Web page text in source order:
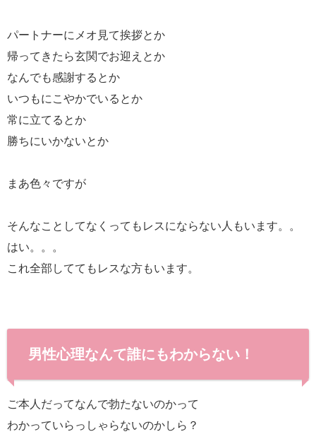
パートナーにメオ見て挨拶とか
帰ってきたら玄関でお迎えとか
なんでも感謝するとか
いつもにこやかでいるとか
常に立てるとか
勝ちにいかないとか
まあ色々ですが
そんなことしてなくってもレスにならない人もいます。。
はい。。。
これ全部しててもレスな方もいます。
男性心理なんて誰にもわからない！
ご本人だってなんで勃たないのかって
わかっていらっしゃらないのかしら？